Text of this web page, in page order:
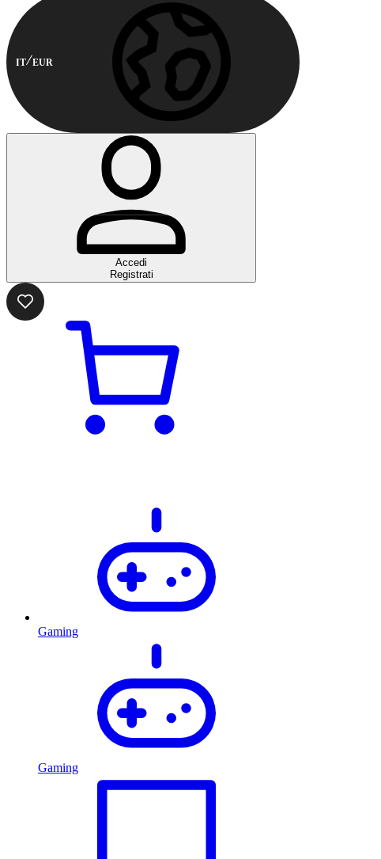
IT EUR
Accedi
Registrati
Gaming
Gaming